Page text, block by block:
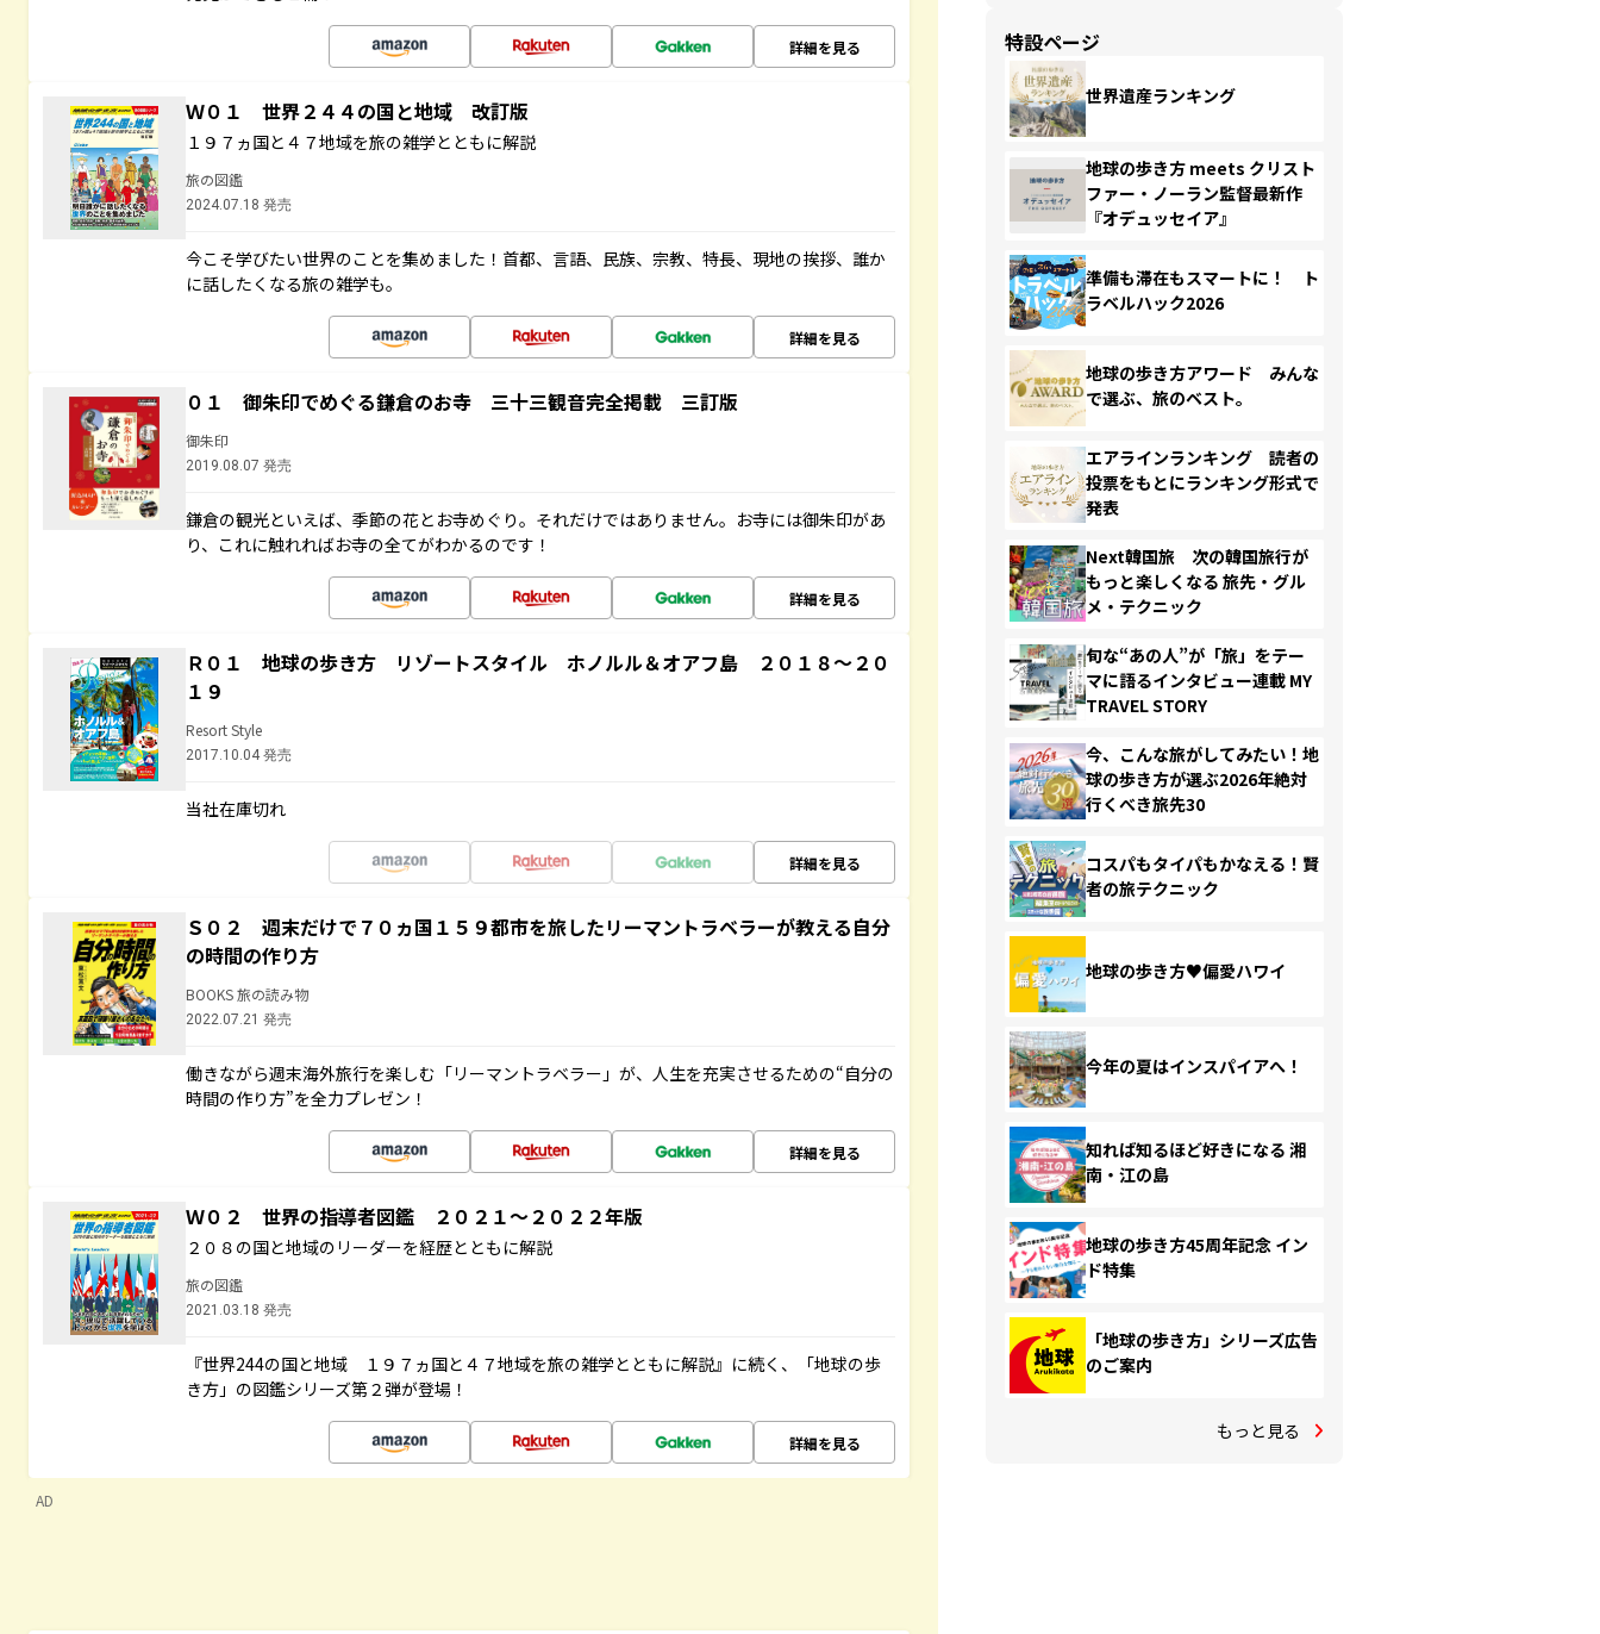
詳細を見る
Ｗ０１ 世界２４４の国と地域 改訂版
１９７ヵ国と４７地域を旅の雑学とともに解説
旅の図鑑
2024.07.18 発売
今こそ学びたい世界のことを集めました！首都、言語、民族、宗教、特長、現地の挨拶、誰か
に話したくなる旅の雑学も。
詳細を見る
０１ 御朱印でめぐる鎌倉のお寺 三十三観音完全掲載 三訂版
御朱印
2019.08.07 発売
鎌倉の観光といえば、季節の花とお寺めぐり。それだけではありません。お寺には御朱印があ
り、これに触れればお寺の全てがわかるのです！
詳細を見る
Ｒ０１ 地球の歩き方 リゾートスタイル ホノルル＆オアフ島 ２０１８～２０
１９
Resort Style
2017.10.04 発売
当社在庫切れ
詳細を見る
Ｓ０２ 週末だけで７０ヵ国１５９都市を旅したリーマントラベラーが教える自分
の時間の作り方
BOOKS 旅の読み物
2022.07.21 発売
働きながら週末海外旅行を楽しむ「リーマントラベラー」が、人生を充実させるための“自分の
時間の作り方”を全力プレゼン！
詳細を見る
Ｗ０２ 世界の指導者図鑑 ２０２１～２０２２年版
２０８の国と地域のリーダーを経歴とともに解説
旅の図鑑
2021.03.18 発売
『世界244の国と地域 １９７ヵ国と４７地域を旅の雑学とともに解説』に続く、「地球の歩
き方」の図鑑シリーズ第２弾が登場！
詳細を見る
AD
特設ページ
世界遺産ランキング
地球の歩き方 meets クリスト
ファー・ノーラン監督最新作
『オデュッセイア』
準備も滞在もスマートに！ ト
ラベルハック2026
地球の歩き方アワード みんな
で選ぶ、旅のベスト。
エアラインランキング 読者の
投票をもとにランキング形式で
発表
Next韓国旅 次の韓国旅行が
もっと楽しくなる 旅先・グル
メ・テクニック
旬な“あの人”が「旅」をテー
マに語るインタビュー連載 MY
TRAVEL STORY
今、こんな旅がしてみたい！地
球の歩き方が選ぶ2026年絶対
行くべき旅先30
コスパもタイパもかなえる！賢
者の旅テクニック
地球の歩き方♥偏愛ハワイ
今年の夏はインスパイアへ！
知れば知るほど好きになる 湘
南・江の島
地球の歩き方45周年記念 イン
ド特集
「地球の歩き方」シリーズ広告
のご案内
もっと見る